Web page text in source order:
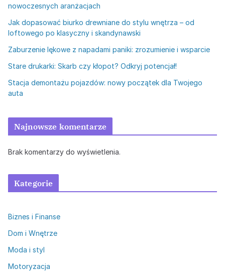
nowoczesnych aranżacjach
Jak dopasować biurko drewniane do stylu wnętrza – od
loftowego po klasyczny i skandynawski
Zaburzenie lękowe z napadami paniki: zrozumienie i wsparcie
Stare drukarki: Skarb czy kłopot? Odkryj potencjał!
Stacja demontażu pojazdów: nowy początek dla Twojego
auta
Najnowsze komentarze
Brak komentarzy do wyświetlenia.
Kategorie
Biznes i Finanse
Dom i Wnętrze
Moda i styl
Motoryzacja